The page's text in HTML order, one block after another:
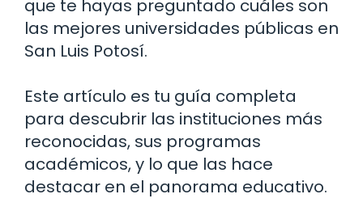
que te hayas preguntado cuáles son
las mejores universidades públicas en
San Luis Potosí.
Este artículo es tu guía completa
para descubrir las instituciones más
reconocidas, sus programas
académicos, y lo que las hace
destacar en el panorama educativo.